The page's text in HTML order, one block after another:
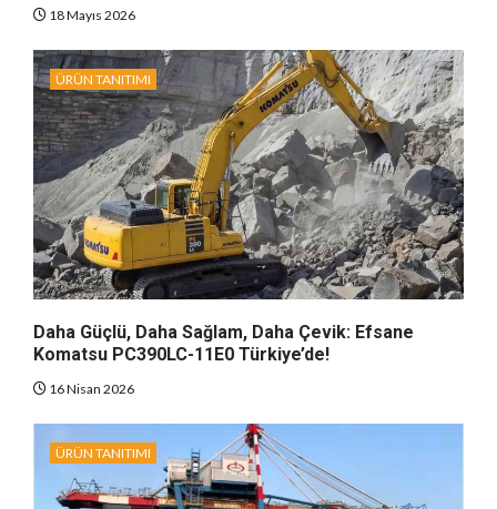
18 Mayıs 2026
ÜRÜN TANITIMI
Daha Güçlü, Daha Sağlam, Daha Çevik: Efsane
Komatsu PC390LC-11E0 Türkiye’de!
16 Nisan 2026
ÜRÜN TANITIMI